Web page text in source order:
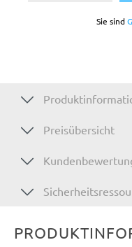
Sie sind
Preisübersicht